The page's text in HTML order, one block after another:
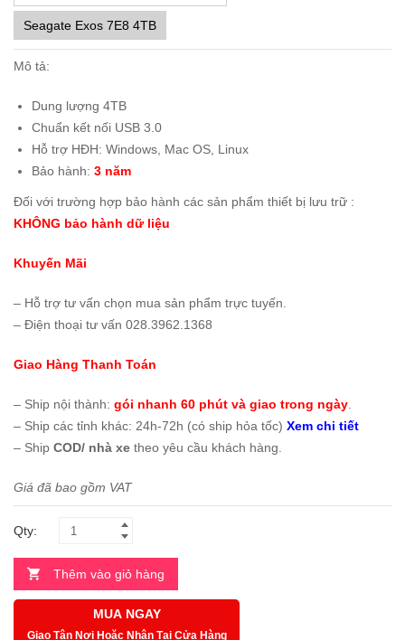
Seagate Exos 7E8 4TB
Mô tả:
Dung lượng 4TB
Chuẩn kết nối USB 3.0
Hỗ trợ HĐH: Windows, Mac OS, Linux
Bảo hành: 3 năm
Đối với trường hợp bảo hành các sản phẩm thiết bị lưu trữ :
KHÔNG bảo hành dữ liệu
Khuyến Mãi
– Hỗ trợ tư vấn chọn mua sản phẩm trực tuyến.
– Điện thoại tư vấn 028.3962.1368
Giao Hàng Thanh Toán
– Ship nội thành: gói nhanh 60 phút và giao trong ngày
– Ship các tỉnh khác: 24h-72h (có ship hỏa tốc) Xem chi tiết
– Ship COD/ nhà xe theo yêu cầu khách hàng.
Giá đã bao gồm VAT
Qty:
Thêm vào giỏ hàng
MUA NGAY
Giao Tận Nơi Hoặc Nhận Tại Cửa Hàng